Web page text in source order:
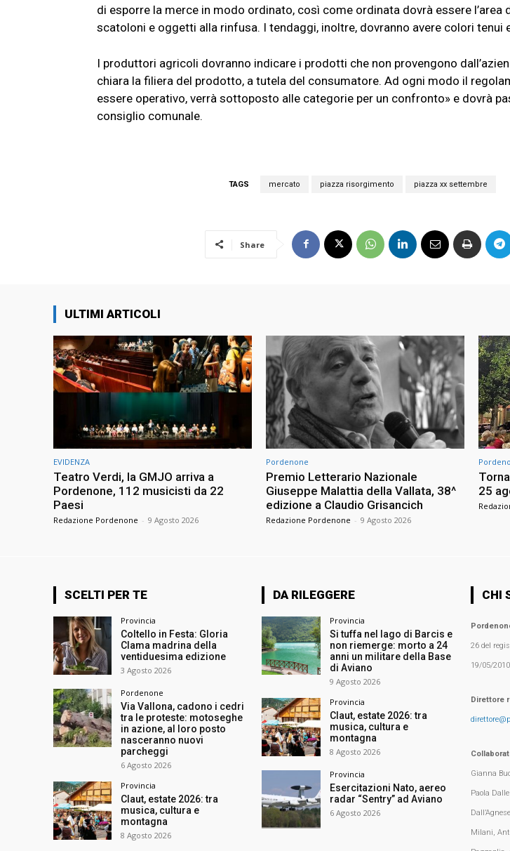
di esporre la merce in modo ordinato, così come ordinata dovrà essere l’area
scatoloni e oggetti alla rinfusa. I tendaggi, inoltre, dovranno avere colori tenui
I produttori agricoli dovranno indicare i prodotti che non provengono
chiara la filiera del prodotto, a tutela del consumatore. Ad ogni modo il
essere operativo, verrà sottoposto alle categorie per un confronto» e dovrà
consiglio comunale.
TAGS mercato piazza risorgimento piazza xx settembre
Share
ULTIMI ARTICOLI
EVIDENZA
Teatro Verdi, la GMJO arriva a
Pordenone, 112 musicisti da 22
Paesi
Redazione Pordenone - 9 Agosto 2026
Pordenone
Premio Letterario Nazionale
Giuseppe Malattia della Vallata, 38^
edizione a Claudio Grisancich
Redazione Pordenone - 9 Agosto 2026
25
SCELTI PER TE
Provincia
Coltello in Festa: Gloria
Clama madrina della
ventiduesima edizione
3 Agosto 2026
Pordenone
Via Vallona, cadono i cedri
tra le proteste: motoseghe
in azione, al loro posto
nasceranno nuovi
parcheggi
6 Agosto 2026
Provincia
Claut, estate 2026: tra
musica, cultura e
montagna
8 Agosto 2026
DA RILEGGERE
Provincia
Si tuffa nel lago di Barcis e
non riemerge: morto a 24
anni un militare della Base
di Aviano
9 Agosto 2026
Provincia
Claut, estate 2026: tra
musica, cultura e
montagna
8 Agosto 2026
Provincia
Esercitazioni Nato, aereo
radar “Sentry” ad Aviano
6 Agosto 2026
CHI
26 del
19/05/
Direttore
Gianna
Paola
Milani,